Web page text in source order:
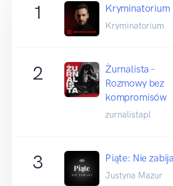
1 Kryminatorium
Kryminatorium
2
Żurnalista -
Rozmowy bez
kompromisów
zurnalistapl
3 Piąte: Nie
Justyna Mazur